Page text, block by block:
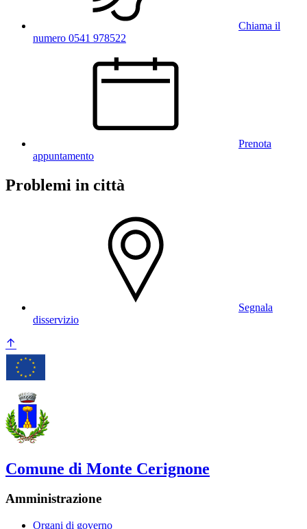
Chiama il
numero 0541 978522
Prenota
appuntamento
Problemi in città
Segnala
disservizio
Comune di Monte Cerignone
Amministrazione
Organi di governo